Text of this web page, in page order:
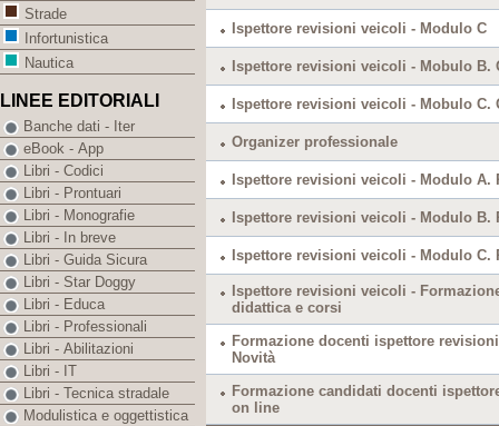
Ispettore revisioni veicoli - Modulo C
Ispettore revisioni veicoli - Mobulo B.
Ispettore revisioni veicoli - Mobulo C.
Organizer professionale
Ispettore revisioni veicoli - Modulo A.
Ispettore revisioni veicoli - Modulo B.
Ispettore revisioni veicoli - Modulo C.
Ispettore revisioni veicoli -
didattica e corsi
Formazione docenti ispettore
Novità
Formazione candidati docenti
on line
Strade
Infortunistica
Nautica
LINEE EDITORIALI
Banche dati - Iter
eBook - App
Libri - Codici
Libri - Prontuari
Libri - Monografie
Libri - In breve
Libri - Guida Sicura
Libri - Star Doggy
Libri - Educa
Libri - Professionali
Libri - Abilitazioni
Libri - IT
Libri - Tecnica stradale
Modulistica e oggettistica